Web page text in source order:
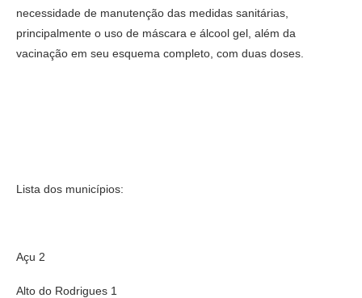
necessidade de manutenção das medidas sanitárias,
principalmente o uso de máscara e álcool gel, além da
vacinação em seu esquema completo, com duas doses.
Lista dos municípios:
Açu 2
Alto do Rodrigues 1